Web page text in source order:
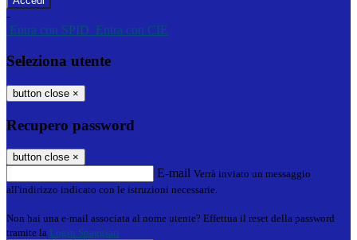
-
Entra con SPID Entra con CIE
Seleziona utente
button close ×
Recupero password
button close ×
E-mail Verrà inviato un messaggio
all'indirizzo indicato con le istruzioni necessarie.
Non hai una e-mail associata al nome utente? Effettua il reset della password
tramite la Login Spaggiari